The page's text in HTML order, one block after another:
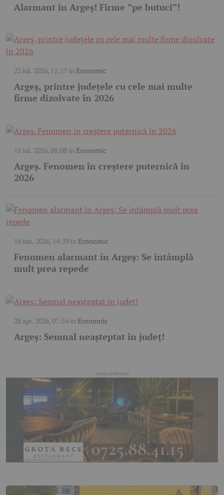
Alarmant în Argeș! Firme ”pe butuci”!
22 iul. 2026, 12:17în Economic
Argeș, printre județele cu cele mai multe
firme dizolvate în 2026
15 iul. 2026, 08:08în Economic
Argeș. Fenomen în creștere puternică în
2026
16 iun. 2026, 14:29în Economic
Fenomen alarmant în Argeș: Se întâmplă
mult prea repede
28 apr. 2026, 07:54în Economic
Argeș: Semnal neașteptat în județ!